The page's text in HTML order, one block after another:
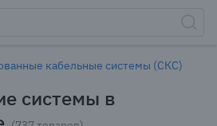
кабельные системы (СКС)
системы в